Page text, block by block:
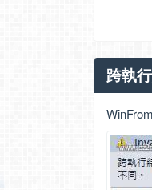
跨執